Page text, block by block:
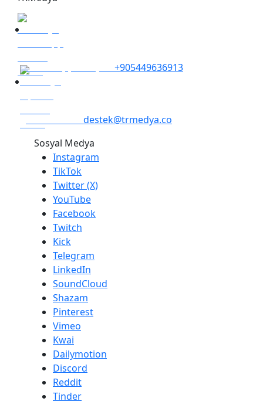
WhatsApp İletişim +905449636913
destek@trmedya.co
Sosyal Medya
Instagram
TikTok
Twitter (X)
YouTube
Facebook
Twitch
Kick
Telegram
LinkedIn
SoundCloud
Shazam
Pinterest
Vimeo
Kwai
Dailymotion
Discord
Reddit
Tinder